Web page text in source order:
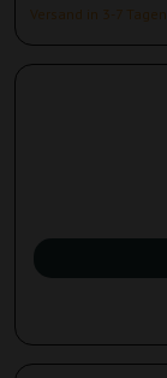
Versand in 3-7 Tagen